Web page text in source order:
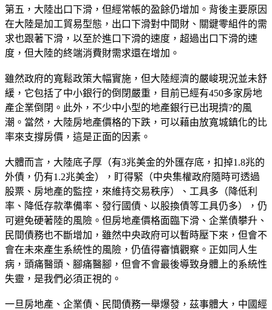
第五，大陸出口下滑，但經常帳的盈餘仍增加。背後主要原因
在大陸是加工貿易型態，出口下滑對中間財、關鍵零組件的需
求也跟著下滑，以至於進口下滑的速度，超過出口下滑的速
度，但大陸的終端消費財需求還在增加。
雖然政府的寬鬆政策大幅實施，但大陸經濟的嚴峻現況並未舒
緩，它包括了中小銀行的倒閉嚴重，目前已經有450多家房地
產企業倒閉。此外，不少中小型的地產銀行已出現擠?的風
潮。當然，大陸房地產價格的下跌，可以藉由放寬城鎮化的比
率來支撐房價，這是正面的因素。
大體而言，大陸底子厚（有3兆美金的外匯存底，扣掉1.8兆的
外債，仍有1.2兆美金），盯得緊（中央集權政府隨時可透過
股票、房地產的監控，來維持交易秩序）、工具多（降低利
率、降低存款準備率、發行國債、以股換債等工具仍多），仍
可避免硬著陸的風險。但房地產價格面臨下滑、企業債攀升、
民間債務也不斷增加，雖然中央政府可以暫時壓下來，但會不
會在未來產生系統性的風險，仍值得審慎觀察。正如同人生
病，頭痛醫頭、腳痛醫腳，但會不會最後導致身體上的系統性
失靈，是我們必須正視的。
一旦房地產、企業債、民間債務一舉爆發，茲事體大，中國經